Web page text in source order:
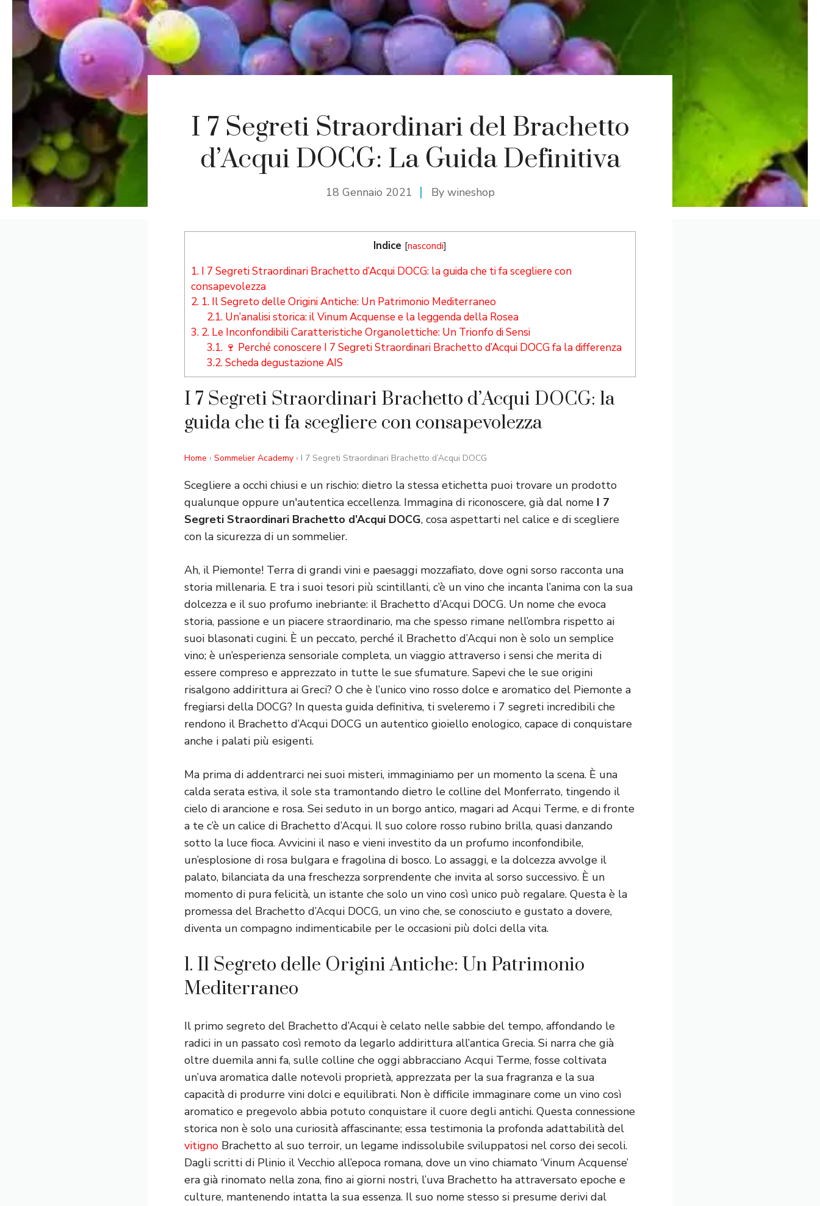
I 7 Segreti Straordinari del Brachetto
d’Acqui DOCG: La Guida Definitiva
18 Gennaio 2021 By wineshop
Indice [nascondi]
1. I 7 Segreti Straordinari Brachetto d’Acqui DOCG: la guida che ti fa scegliere con
consapevolezza
2. 1. Il Segreto delle Origini Antiche: Un Patrimonio Mediterraneo
2.1.Un’analisi storica: il Vinum Acquense e la leggenda della Rosea
3. 2. Le Inconfondibili Caratteristiche Organolettiche: Un Trionfo di Sensi
3.1.🍷 Perché conoscere I 7 Segreti Straordinari Brachetto d’Acqui DOCG fa la differenza
3.2.Scheda degustazione AIS
I 7 Segreti Straordinari Brachetto d’Acqui DOCG: la
guida che ti fa scegliere con consapevolezza
Home › Sommelier Academy › I 7 Segreti Straordinari Brachetto d’Acqui DOCG
Scegliere a occhi chiusi e un rischio: dietro la stessa etichetta puoi trovare un prodotto
qualunque oppure un'autentica eccellenza. Immagina di riconoscere, già dal nome I 7
Segreti Straordinari Brachetto d’Acqui DOCG, cosa aspettarti nel calice e di scegliere
con la sicurezza di un sommelier.
Ah, il Piemonte! Terra di grandi vini e paesaggi mozzafiato, dove ogni sorso racconta una
storia millenaria. E tra i suoi tesori più scintillanti, c’è un vino che incanta l’anima con la sua
dolcezza e il suo profumo inebriante: il Brachetto d’Acqui DOCG. Un nome che evoca
storia, passione e un piacere straordinario, ma che spesso rimane nell’ombra rispetto ai
suoi blasonati cugini. È un peccato, perché il Brachetto d’Acqui non è solo un semplice
vino; è un’esperienza sensoriale completa, un viaggio attraverso i sensi che merita di
essere compreso e apprezzato in tutte le sue sfumature. Sapevi che le sue origini
risalgono addirittura ai Greci? O che è l’unico vino rosso dolce e aromatico del Piemonte a
fregiarsi della DOCG? In questa guida definitiva, ti sveleremo i 7 segreti incredibili che
rendono il Brachetto d’Acqui DOCG un autentico gioiello enologico, capace di conquistare
anche i palati più esigenti.
Ma prima di addentrarci nei suoi misteri, immaginiamo per un momento la scena. È una
calda serata estiva, il sole sta tramontando dietro le colline del Monferrato, tingendo il
cielo di arancione e rosa. Sei seduto in un borgo antico, magari ad Acqui Terme, e di fronte
a te c’è un calice di Brachetto d’Acqui. Il suo colore rosso rubino brilla, quasi danzando
sotto la luce fioca. Avvicini il naso e vieni investito da un profumo inconfondibile,
un’esplosione di rosa bulgara e fragolina di bosco. Lo assaggi, e la dolcezza avvolge il
palato, bilanciata da una freschezza sorprendente che invita al sorso successivo. È un
momento di pura felicità, un istante che solo un vino così unico può regalare. Questa è la
promessa del Brachetto d’Acqui DOCG, un vino che, se conosciuto e gustato a dovere,
diventa un compagno indimenticabile per le occasioni più dolci della vita.
1. Il Segreto delle Origini Antiche: Un Patrimonio
Mediterraneo
Il primo segreto del Brachetto d’Acqui è celato nelle sabbie del tempo, affondando le
radici in un passato così remoto da legarlo addirittura all’antica Grecia. Si narra che già
oltre duemila anni fa, sulle colline che oggi abbracciano Acqui Terme, fosse coltivata
un’uva aromatica dalle notevoli proprietà, apprezzata per la sua fragranza e la sua
capacità di produrre vini dolci e equilibrati. Non è difficile immaginare come un vino così
aromatico e pregevolo abbia potuto conquistare il cuore degli antichi. Questa connessione
storica non è solo una curiosità affascinante; essa testimonia la profonda adattabilità del
vitigno Brachetto al suo terroir, un legame indissolubile sviluppatosi nel corso dei secoli.
Dagli scritti di Plinio il Vecchio all’epoca romana, dove un vino chiamato ‘Vinum Acquense’
era già rinomato nella zona, fino ai giorni nostri, l’uva Brachetto ha attraversato epoche e
culture, mantenendo intatta la sua essenza. Il suo nome stesso si presume derivi dal